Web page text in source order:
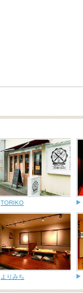
TORIKO
よりみち